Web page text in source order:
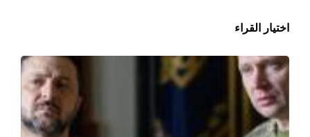
اختيار القراء